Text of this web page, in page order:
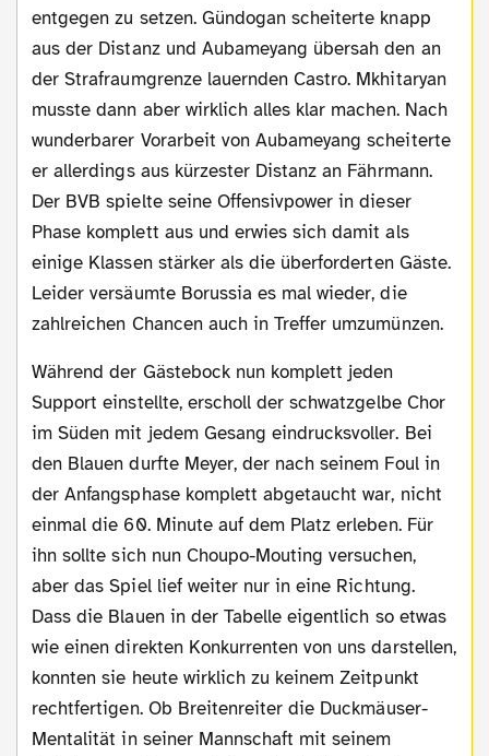
entgegen zu setzen. Gündogan scheiterte knapp
aus der Distanz und Aubameyang übersah den an
der Strafraumgrenze lauernden Castro. Mkhitaryan
musste dann aber wirklich alles klar machen. Nach
wunderbarer Vorarbeit von Aubameyang scheiterte
er allerdings aus kürzester Distanz an Fährmann.
Der BVB spielte seine Offensivpower in dieser
Phase komplett aus und erwies sich damit als
einige Klassen stärker als die überforderten Gäste.
Leider versäumte Borussia es mal wieder, die
zahlreichen Chancen auch in Treffer umzumünzen.
Während der Gästebock nun komplett jeden
Support einstellte, erscholl der schwatzgelbe Chor
im Süden mit jedem Gesang eindrucksvoller. Bei
den Blauen durfte Meyer, der nach seinem Foul in
der Anfangsphase komplett abgetaucht war, nicht
einmal die 60. Minute auf dem Platz erleben. Für
ihn sollte sich nun Choupo-Mouting versuchen,
aber das Spiel lief weiter nur in eine Richtung.
Dass die Blauen in der Tabelle eigentlich so etwas
wie einen direkten Konkurrenten von uns darstellen,
konnten sie heute wirklich zu keinem Zeitpunkt
rechtfertigen. Ob Breitenreiter die Duckmäuser-
Mentalität in seiner Mannschaft mit seinem